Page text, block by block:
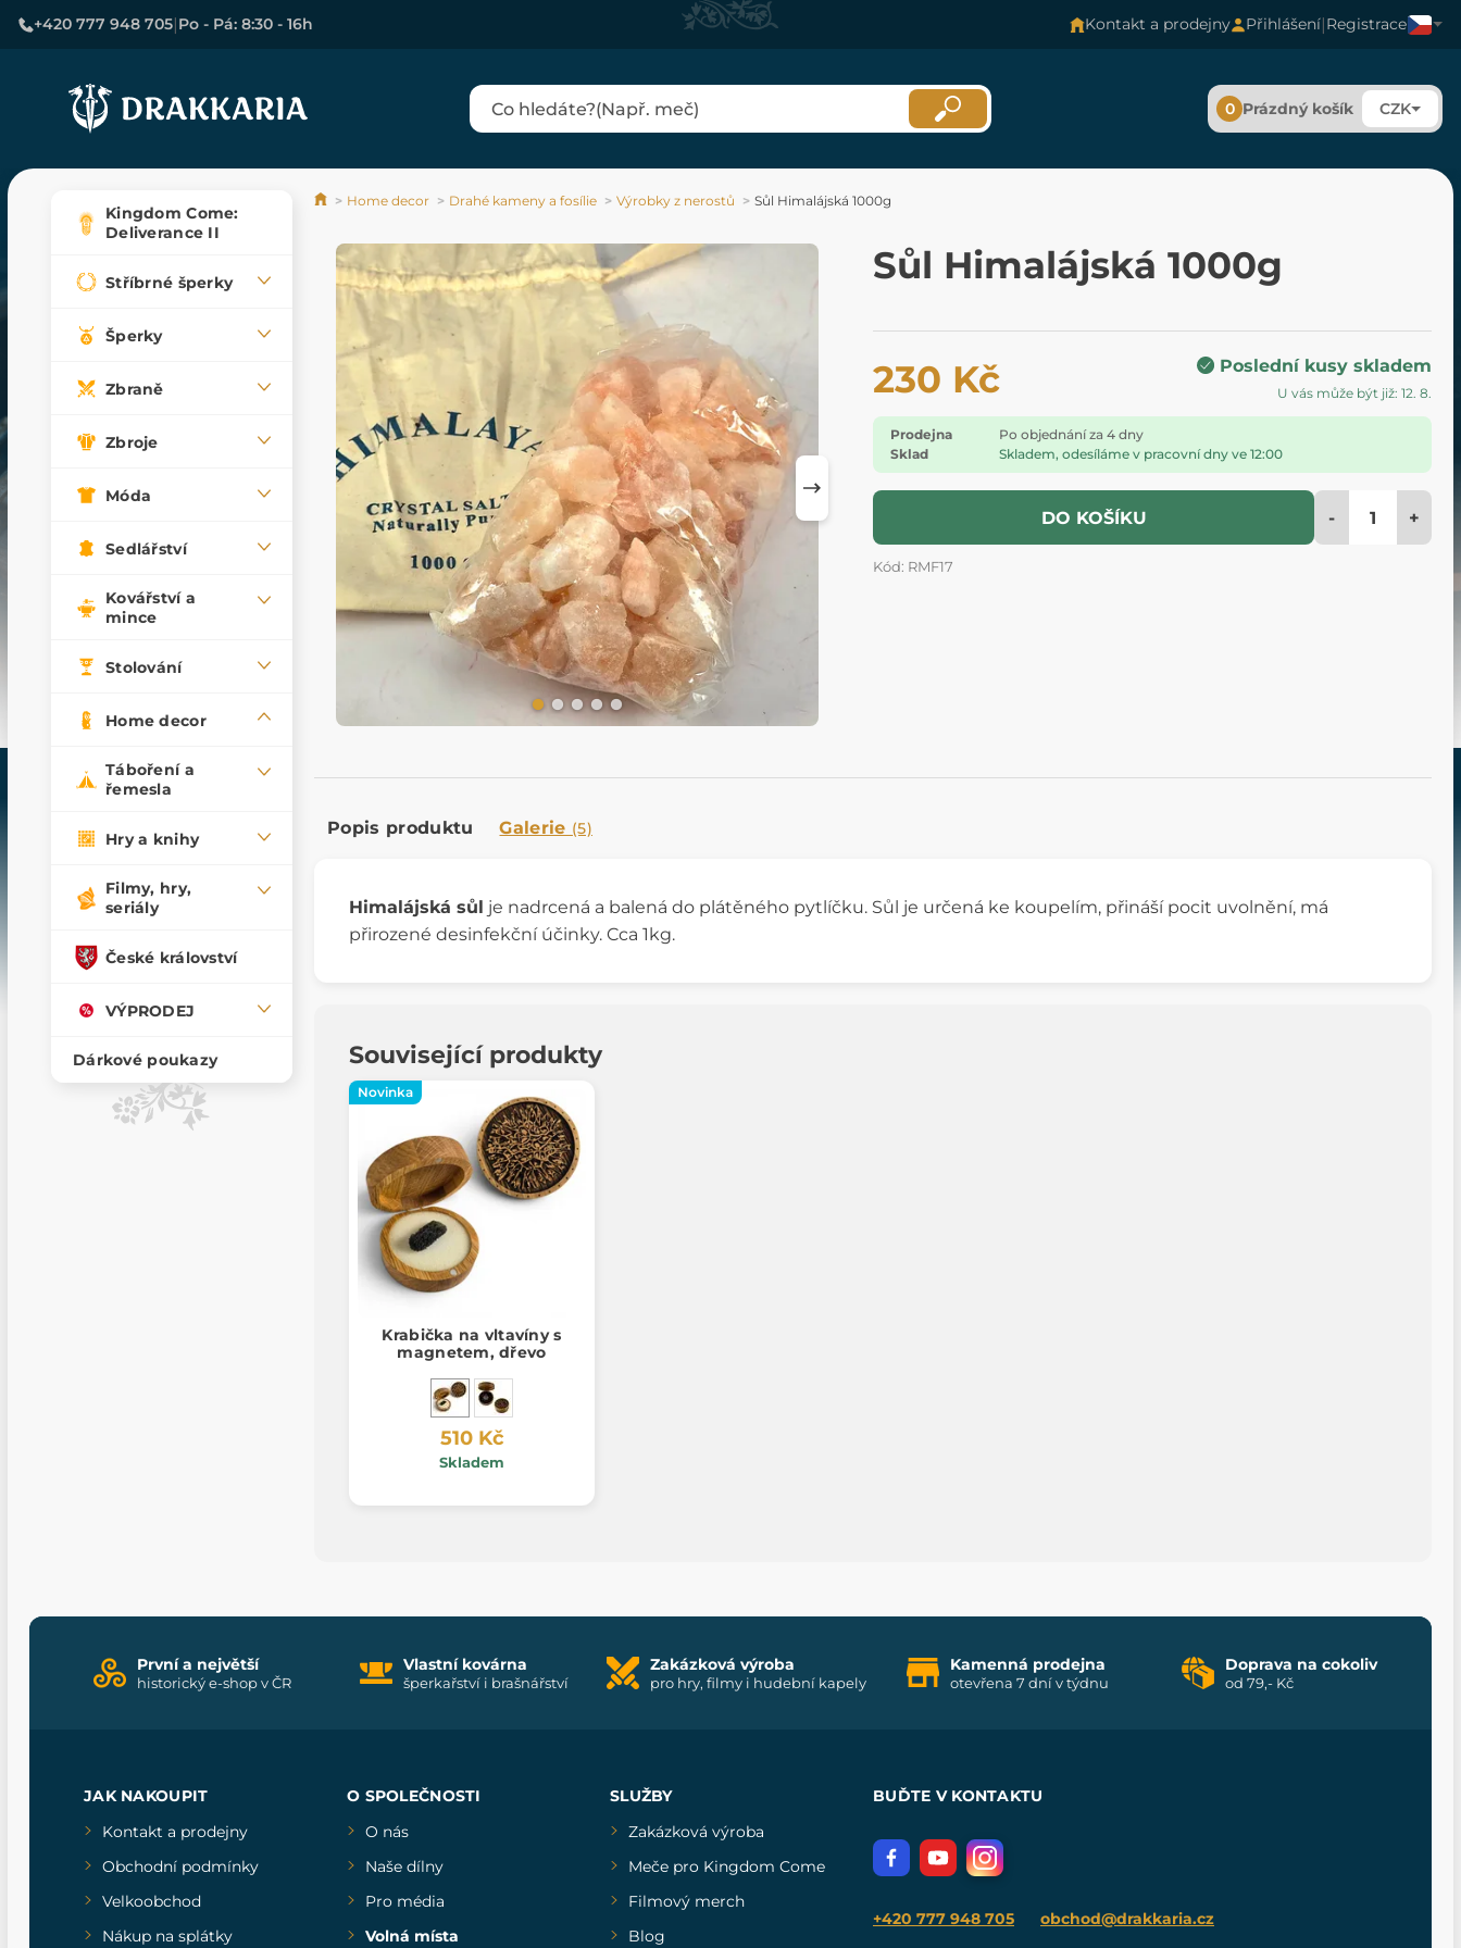
+420 777 948 705|Po - Pá: 8:30 - 16h Kontakt a prodejny Přihlášení|Registrace
0 Prázdný košík CZK
Kingdom Come:
Deliverance II
Stříbrné šperky
Šperky
Zbraně
Zbroje
Móda
Sedlářství
Kovářství a
mince
Stolování
Home decor
Táboření a
řemesla
Hry a knihy
Filmy, hry,
seriály
České království
VÝPRODEJ
Dárkové poukazy
Home decor Drahé kameny a fosílie Výrobky z nerostů Sůl Himalájská 1000g
Sůl Himalájská 1000g
230 Kč Poslední kusy skladem
U vás může být již: 12. 8.
Prodejna
Po objednání za 4 dny
Sklad
Skladem, odesíláme v pracovní dny ve 12:00
DO KOŠÍKU - +
Kód: RMF17
Popis produktu Galerie (5)
Himalájská sůl je nadrcená a balená do plátěného pytlíčku. Sůl je určená ke koupelím, přináší pocit uvolnění, má
přirozené desinfekční účinky. Cca 1kg.
Související produkty
Novinka
Krabička na vltavíny s
magnetem, dřevo
510 Kč
Skladem
První a největší
historický e-shop v ČR
Vlastní kovárna
šperkařství i brašnářství
Zakázková výroba
pro hry, filmy i hudební kapely
Kamenná prodejna
otevřena 7 dní v týdnu
Doprava na cokoliv
od 79,- Kč
JAK NAKOUPIT
Kontakt a prodejny
Obchodní podmínky
Velkoobchod
Nákup na splátky
O SPOLEČNOSTI
O nás
Naše dílny
Pro média
Volná místa
SLUŽBY
Zakázková výroba
Meče pro Kingdom Come
Filmový merch
Blog
BUĎTE V KONTAKTU
+420 777 948 705 obchod@drakkaria.cz